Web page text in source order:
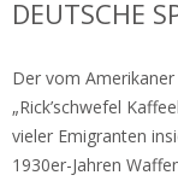
DEUTSCHE
Der vom Amerikaner
„Rick’schwefel
vieler Emigranten
1930er-Jahren